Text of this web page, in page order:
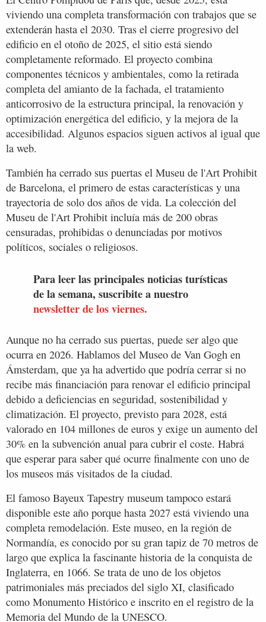
viviendo una completa transformación con trabajos que se
extenderán hasta el 2030. Tras el cierre progresivo del
edificio en el otoño de 2025, el sitio está siendo
completamente reformado. El proyecto combina
componentes técnicos y ambientales, como la retirada
completa del amianto de la fachada, el tratamiento
anticorrosivo de la estructura principal, la renovación y
optimización energética del edificio, y la mejora de la
accesibilidad. Algunos espacios siguen activos al igual que
la web.
También ha cerrado sus puertas el Museu de l'Art Prohibit
de Barcelona, el primero de estas características y una
trayectoria de solo dos años de vida. La colección del
Museu de l'Art Prohibit incluía más de 200 obras
censuradas, prohibidas o denunciadas por motivos
políticos, sociales o religiosos.
Para leer las principales noticias turísticas
de la semana, suscribite a nuestro
newsletter de los viernes.
Aunque no ha cerrado sus puertas, puede ser algo que
ocurra en 2026. Hablamos del Museo de Van Gogh en
Ámsterdam, que ya ha advertido que podría cerrar si no
recibe más financiación para renovar el edificio principal
debido a deficiencias en seguridad, sostenibilidad y
climatización. El proyecto, previsto para 2028, está
valorado en 104 millones de euros y exige un aumento del
30% en la subvención anual para cubrir el coste. Habrá
que esperar para saber qué ocurre finalmente con uno de
los museos más visitados de la ciudad.
El famoso Bayeux Tapestry museum tampoco estará
disponible este año porque hasta 2027 está viviendo una
completa remodelación. Este museo, en la región de
Normandía, es conocido por su gran tapiz de 70 metros de
largo que explica la fascinante historia de la conquista de
Inglaterra, en 1066. Se trata de uno de los objetos
patrimoniales más preciados del siglo XI, clasificado
como Monumento Histórico e inscrito en el registro de la
Memoria del Mundo de la UNESCO.